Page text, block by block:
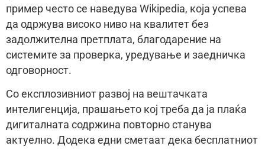
пример често се наведува Wikipedia, која успева
да одржува високо ниво на квалитет без
задолжителна претплата, благодарение на
системите за проверка, уредување и заедничка
одговорност.
Со експлозивниот развој на вештачката
интелигенција, прашањето кој треба да ја плаќа
дигиталната содржина повторно станува
актуелно. Додека едни сметаат дека бесплатниот